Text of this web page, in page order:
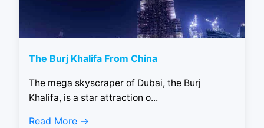
The Burj Khalifa From China
The mega skyscraper of Dubai, the Burj
Khalifa, is a star attraction o...
Read More